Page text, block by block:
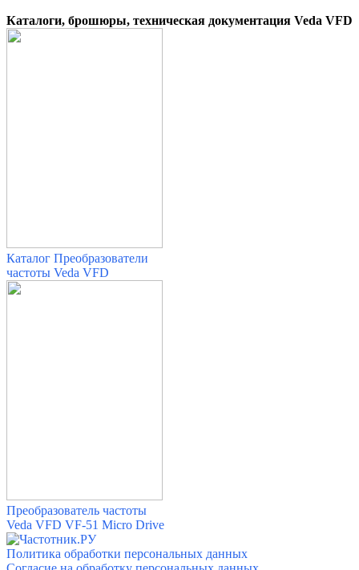
Каталоги, брошюры, техническая документация Veda VFD
Каталог Преобразователи
частоты Veda VFD
Преобразователь частоты
Veda VFD VF-51 Micro Drive
Политика обработки персональных данных